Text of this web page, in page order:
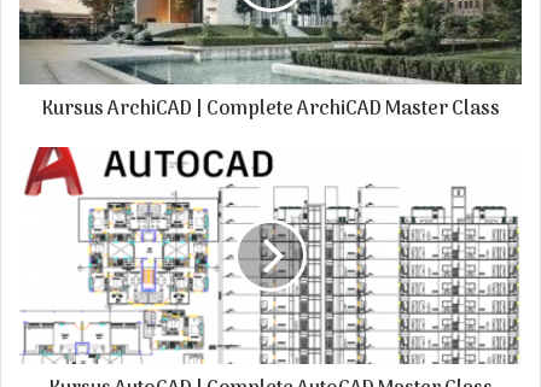
l
s
Kursus ArchiCAD | Complete ArchiCAD Master Class